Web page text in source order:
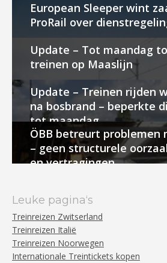
European Sleeper wint
ProRail over
Update – Tot maandag
treinen op Maaslijn
Update – Treinen rijden
na bosbrand – beperkte
tot maandag
ÖBB betreurt
– geen structurele
en vertragingen
Leuke pagina‘s
Treinreizen Zwitserland
Treinreizen Italië
Treinreizen Noorwegen
Internationale Treintickets kopen